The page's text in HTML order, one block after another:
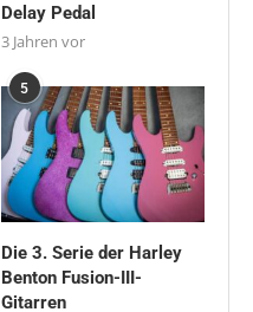
Delay Pedal
3 Jahren vor
5
Die 3. Serie der Harley
Benton Fusion-III-
Gitarren